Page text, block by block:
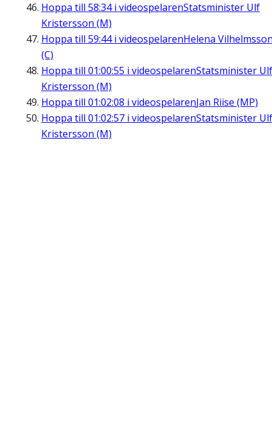
Hoppa till 58:34i videospelarenStatsminister Ulf
Kristersson (M)
Hoppa till 59:44i videospelarenHelena
(C)
Hoppa till 01:00:55 i videospelarenStatsminister Ulf
Kristersson (M)
Hoppa till 01:02:08 i videospelarenJan Riise (MP)
Hoppa till 01:02:57 i videospelarenStatsminister Ulf
Kristersson (M)